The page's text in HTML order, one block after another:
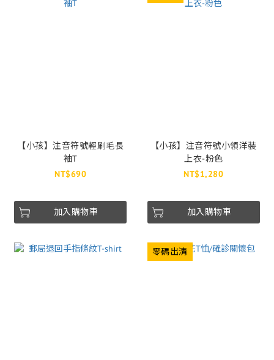
【小孩】注音符號輕刷毛長
袖T
NT$690
加入購物車
【小孩】注音符號小領洋裝
上衣-粉色
NT$1,280
加入購物車
零碼出清